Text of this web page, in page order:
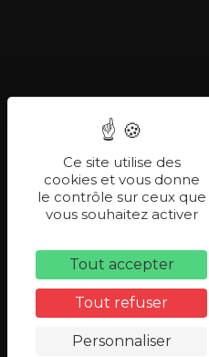
Ce site utilise des
cookies et vous donne
le contrôle sur ceux que
vous souhaitez activer
Tout accepter
Tout refuser
Personnaliser